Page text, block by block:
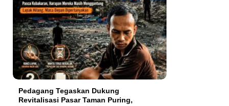
Pedagang Tegaskan Dukung
Revitalisasi Pasar Taman Puring,